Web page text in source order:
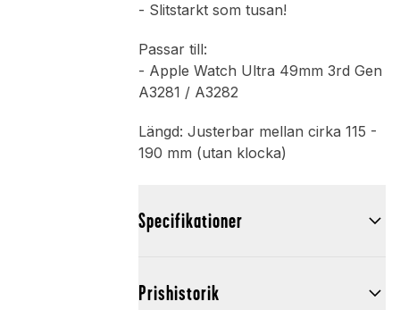
- Slitstarkt som tusan!
Passar till:
- Apple Watch Ultra 49mm 3rd Gen
A3281 / A3282
Längd: Justerbar mellan cirka 115 -
190 mm (utan klocka)
Specifikationer
Prishistorik